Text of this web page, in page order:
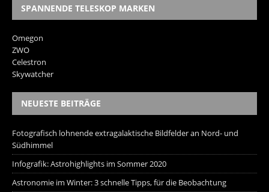
SPANNENDE TELESKOP MARKEN
Omegon
ZWO
Celestron
Skywatcher
NEUESTE BEITRÄGE
Fotografisch lohnende extragalaktische Bildfelder an Nord- und
Südhimmel
Infografik: Astrohighlights im Sommer 2020
Astronomie im Winter: 3 schnelle Tipps, für die Beobachtung